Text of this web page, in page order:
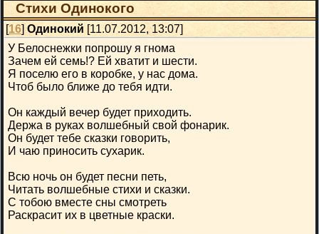
Стихи Одинокого
[16]Одинокий [11.07.2012, 13:07]
У Белоснежки попрошу я гнома
Зачем ей семь!? Ей хватит и шести.
Я поселю его в коробке, у нас дома.
Чтоб было ближе до тебя идти.
Он каждый вечер будет приходить.
Держа в руках волшебный свой фонарик.
Он будет тебе сказки говорить,
И чаю приносить сухарик.
Всю ночь он будет песни петь,
Читать волшебные стихи и сказки.
С тобою вместе сны смотреть
Раскрасит их в цветные краски.